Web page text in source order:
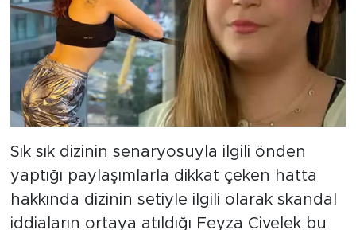
Sık sık dizinin senaryosuyla ilgili önden
yaptığı paylaşımlarla dikkat çeken hatta
hakkında dizinin setiyle ilgili olarak skandal
iddiaların ortaya atıldığı Feyza Civelek bu